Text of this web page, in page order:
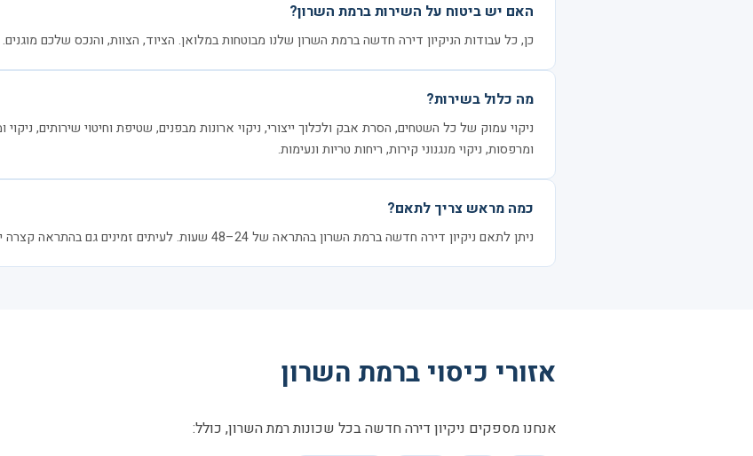
האם יש ביטוח על השירות ברמת השרון?
כן, כל עבודות הניקיון דירה חדשה ברמת השרון שלנו מבוטחות במלואן. הציוד, הצוות, והנכס שלכם מוגנים.
מה כלול בשירות?
ניקוי עמוק של כל השטחים, הסרת אבק ולכלוך ייצורי, ניקוי ארונות מבפנים, שטיפת וחיטוי שירותים, ניקוי
ומרפסות, ניקוי מנגנוני קירות, ריחות טריות ונעימות.
כמה מראש צריך לתאם?
ניתן לתאם ניקיון דירה חדשה ברמת השרון בהתראה של 24–48 שעות. לעיתים זמינים גם בהתראה קצרה יותר.
אזורי כיסוי ברמת השרון
אנחנו מספקים ניקיון דירה חדשה בכל שכונות רמת השרון, כולל: